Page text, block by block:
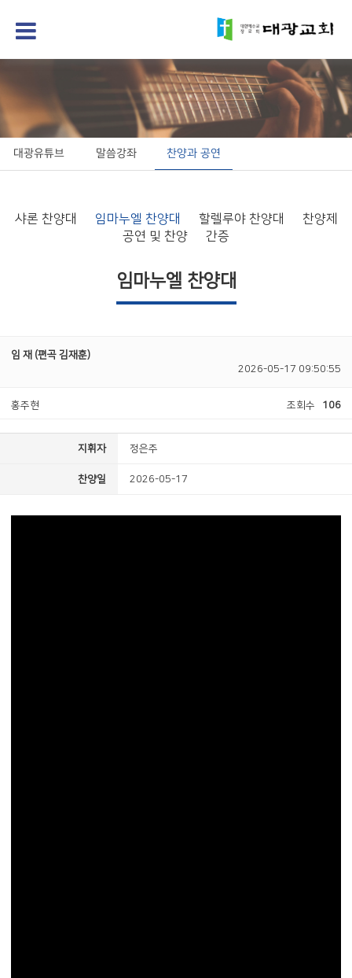
대광유튜브 말씀강좌 찬양과 공연
샤론 찬양대 임마누엘 찬양대 할렐루야 찬양대
찬양제
공연 및 찬양
간증
임마누엘 찬양대
임 재 (편곡 김재훈)
2026-05-17 09:50:55
홍주현 조회수 106
지휘자 정은주
찬양일 2026-05-17